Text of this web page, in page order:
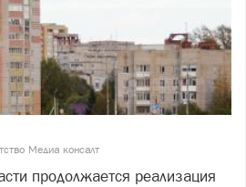
Медиа консалт
продолжается реализация